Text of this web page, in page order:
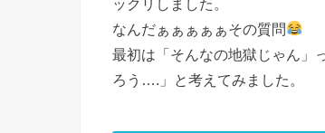
ックリしました。
なんだぁぁぁぁぁその質問
最初は「そんなの地獄じゃん」
ろう….」と考えてみました。